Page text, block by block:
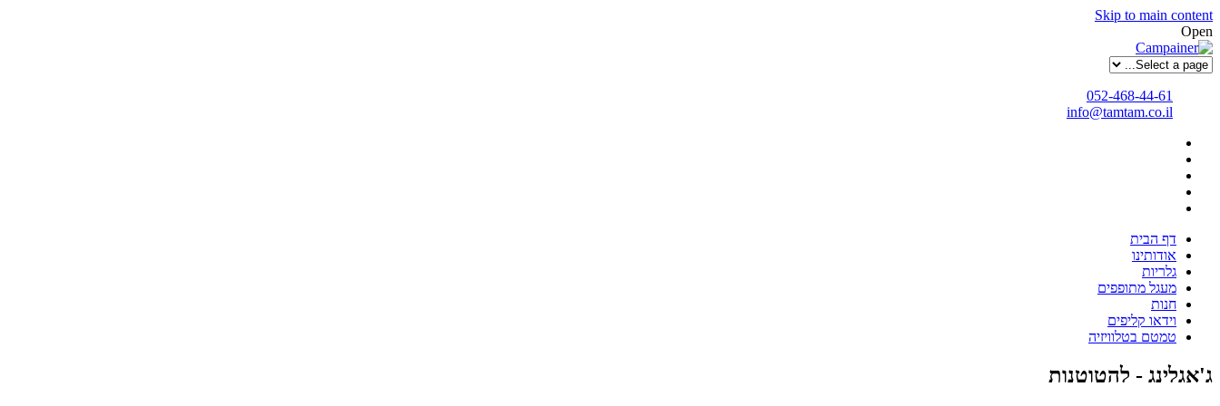
Skip to main content
Open
052-468-44-61
info@tamtam.co.il
דף הבית
אודותינו
גלריות
מעגל מתופפים
חנות
וידאו קליפים
טמטם בטלוויזיה
ג'אגלינג - להטוטנות